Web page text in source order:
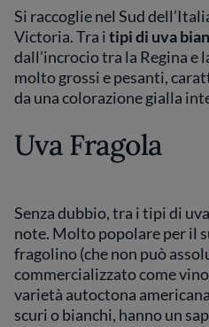
Si raccoglie nel Sud
Victoria. Tra itipi di uva
dall’incrocio tra la Regina e
molto grossi e pesanti,
da una colorazione gialla
Uva Fragola
Senza dubbio, tra i tipi di
note. Molto popolare per il
fragolino (che non può
commercializzato come
varietà autoctona
scuri o bianchi, hanno un